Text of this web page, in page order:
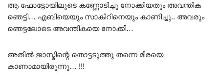
ആ ഫോട്ടോയിലൂടെ കണ്ണോടിച്ചു നോക്കിയതും അവന്തിക
ഞെട്ടി… എബിയെയും സാകിറിനെയും കാണിച്ചു.. അവരും
ഞെട്ടലോടെ അവന്തികയെ നോക്കി…
അതിൽ ജാസ്മിന്റെ തൊട്ടടുത്തു തന്നെ മീരയെ
കാണാമായിരുന്നു… !!!